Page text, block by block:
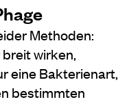
Methoden:
wirken,
eine Bakterienart,
bestimmten